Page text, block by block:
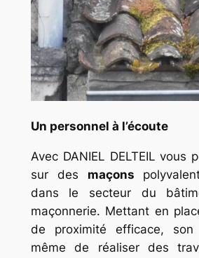
Un personnel à l’écoute
Avec DANIEL DELTEIL vous
sur des maçons
dans le secteur du
maçonnerie. Mettant en
de proximité efficace,
même de réaliser des